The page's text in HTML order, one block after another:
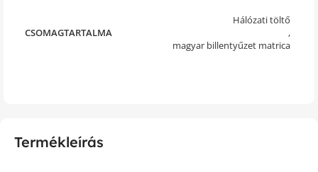
Termékleírás
CSOMAGTARTALMA
Hálózati töltő
,
magyar billentyűzet matrica